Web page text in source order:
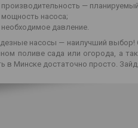
производительность —
мощность насоса;
необходимое давление.
насосы — наилучший выбор!
поливе сада или огорода, а
в Минске достаточно просто.